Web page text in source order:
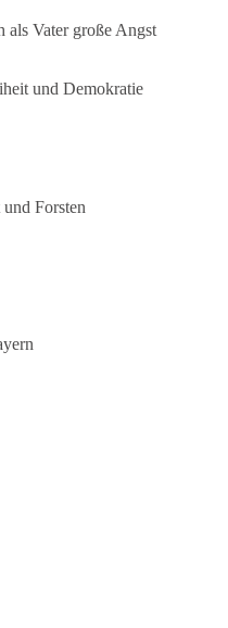
als Vater große Angst
und Demokratie
Forsten